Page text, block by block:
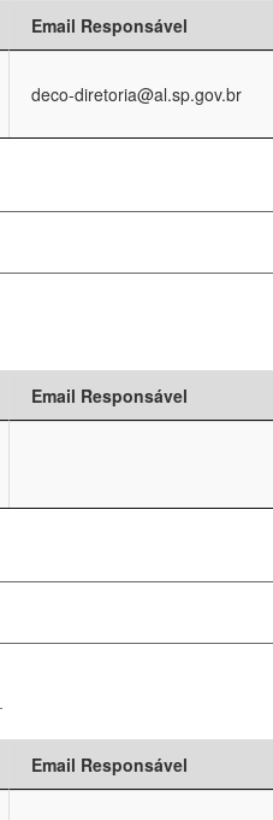
Email Responsável
deco-diretoria@al.sp.gov.br
Email Responsável
Email Responsável